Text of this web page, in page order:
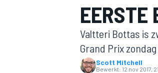
EERSTE
Valtteri Bottas is
Grand Prix
Scott Mitchell
Bewerkt: 12 nov 2017,